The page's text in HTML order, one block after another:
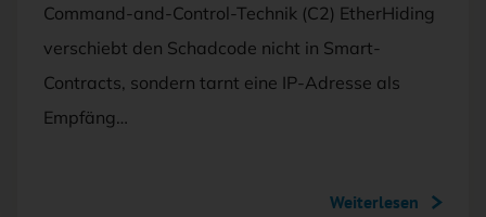
Command-and-Control-Technik (C2) EtherHiding
verschiebt den Schadcode nicht in Smart-
Contracts, sondern tarnt eine IP-Adresse als
Empfäng…
Weiterlesen